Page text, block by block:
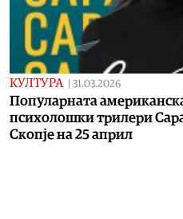
КУЛТУРА | 31.03.2026
Популарната
психолошки трилери
Скопје на 25 април